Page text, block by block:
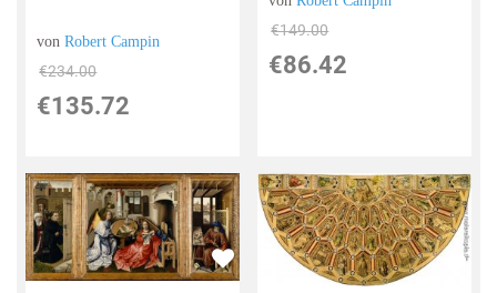
vonRobert Campin
€234.00
€135.72
€149.00
€86.42